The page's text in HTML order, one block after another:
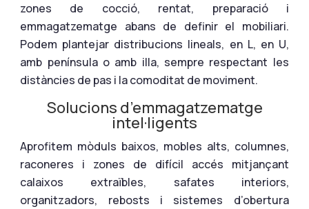
zones de cocció, rentat, preparació i
emmagatzematge abans de definir el mobiliari.
Podem plantejar distribucions lineals, en L, en U,
amb península o amb illa, sempre respectant les
distàncies de pas i la comoditat de moviment.
Solucions d’emmagatzematge
intel·ligents
Aprofitem mòduls baixos, mobles alts, columnes,
raconeres i zones de difícil accés mitjançant
calaixos extraïbles, safates interiors,
organitzadors, rebosts i sistemes d’obertura